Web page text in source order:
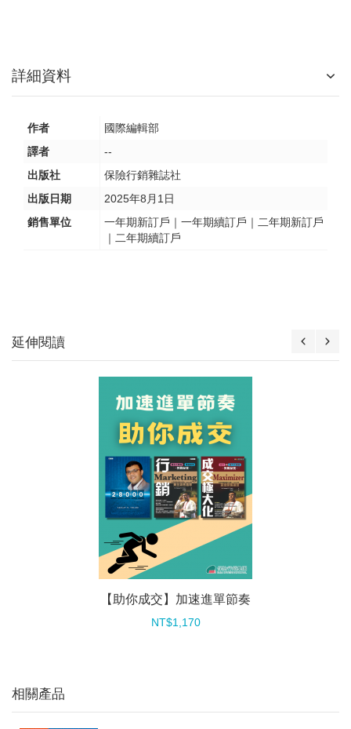
延伸閱讀
【助你成交】加速進單節奏
NT$1,170
相關產品
詳細資料
作者
國際編輯部
譯者
--
出版社
保險行銷雜誌社
出版日期
2025年8月1日
銷售單位
一年期新訂戶｜一年期續訂戶｜二年期新訂戶
｜二年期續訂戶